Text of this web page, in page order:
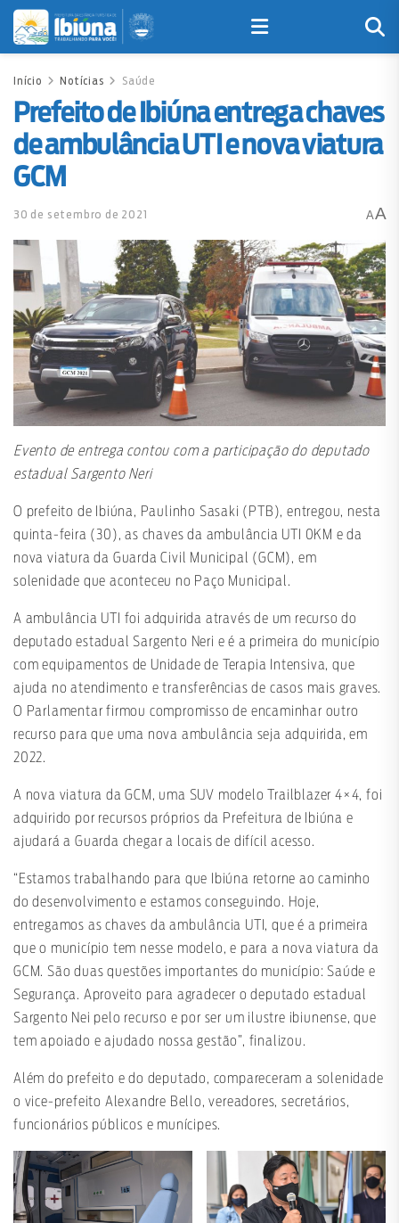
Início Notícias Saúde
Prefeito de Ibiúna entrega chaves
de ambulância UTI e nova viatura
GCM
30 de setembro de 2021 AA
Evento de entrega contou com a participação do deputado
estadual Sargento Neri
O prefeito de Ibiúna, Paulinho Sasaki (PTB), entregou, nesta
quinta-feira (30), as chaves da ambulância UTI 0KM e da
nova viatura da Guarda Civil Municipal (GCM), em
solenidade que aconteceu no Paço Municipal.
A ambulância UTI foi adquirida através de um recurso do
deputado estadual Sargento Neri e é a primeira do município
com equipamentos de Unidade de Terapia Intensiva, que
ajuda no atendimento e transferências de casos mais graves.
O Parlamentar firmou compromisso de encaminhar outro
recurso para que uma nova ambulância seja adquirida, em
2022.
A nova viatura da GCM, uma SUV modelo Trailblazer 4×4, foi
adquirido por recursos próprios da Prefeitura de Ibiúna e
ajudará a Guarda chegar a locais de difícil acesso.
“Estamos trabalhando para que Ibiúna retorne ao caminho
do desenvolvimento e estamos conseguindo. Hoje,
entregamos as chaves da ambulância UTI, que é a primeira
que o município tem nesse modelo, e para a nova viatura da
GCM. São duas questões importantes do município: Saúde e
Segurança. Aproveito para agradecer o deputado estadual
Sargento Nei pelo recurso e por ser um ilustre ibiunense, que
tem apoiado e ajudado nossa gestão”, finalizou.
Além do prefeito e do deputado, compareceram a solenidade
o vice-prefeito Alexandre Bello, vereadores, secretários,
funcionários públicos e munícipes.